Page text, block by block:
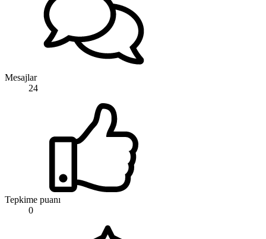
Mesajlar
24
Tepkime puanı
0